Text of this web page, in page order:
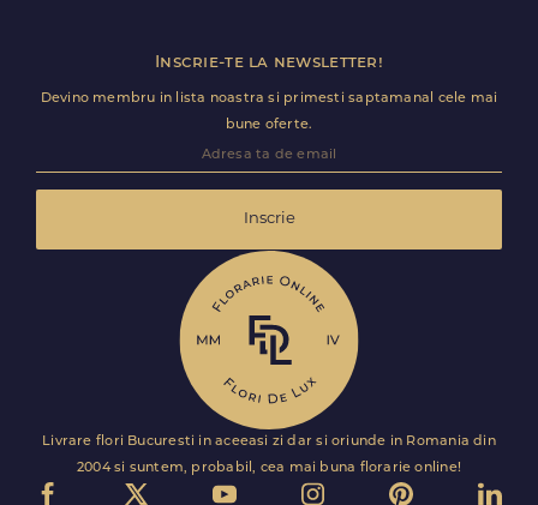
Inscrie-te la newsletter!
Devino membru in lista noastra si primesti saptamanal cele mai
bune oferte.
Inscrie
Livrare flori Bucuresti in aceeasi zi dar si oriunde in Romania din
2004 si suntem, probabil, cea mai buna florarie online!